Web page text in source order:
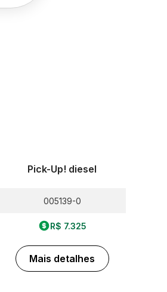
Pick-Up! diesel
005139-0
R$ 7.325
Mais detalhes